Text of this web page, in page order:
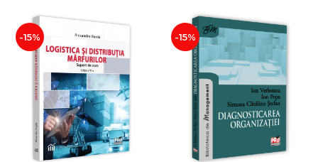
-15% -15%